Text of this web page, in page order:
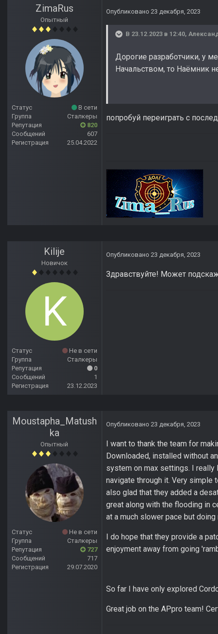
ZimaRus
Опытный
Статус
В сети
Группа
Сталкеры
Репутация
820
Сообщений
607
Регистрация
25.04.2022
Опубликовано 23 декабря, 2023
В 23.12.2023 в 12:40,
Дорогие разработчики, у
Начальством, то Наёмник
попробуй переиграть с
Kilije
Новичок
Статус
Не в сети
Группа
Сталкеры
Репутация
0
Сообщений
1
Регистрация
23.12.2023
Опубликовано 23 декабря, 2023
Здравствуйте! Может
Moustapha_Matush
ka
Опытный
Статус
Не в сети
Группа
Сталкеры
Репутация
727
Сообщений
717
Регистрация
29.07.2020
Опубликовано 23 декабря, 2023
I want to thank the team for
Downloaded, installed without
system on max settings. I really
navigate through it. Very
also glad that they added a
great along with the flooding in
at a much slower pace but
I do hope that they provide a
enjoyment away from going
So far I have only explored
Great job on the APpro team!